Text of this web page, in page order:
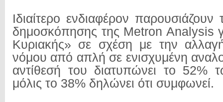
Ιδιαίτερο ενδιαφέρον
δημοσκόπησης της Metron Analysis
Κυριακής» σε σχέση με την
νόμου από απλή σε ενισχυμένη
αντίθεσή του διατυπώνει το 52%
μόλις το 38% δηλώνει ότι συμφωνεί.